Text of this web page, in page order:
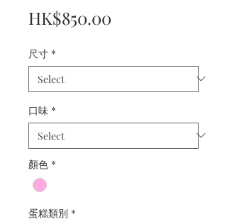
HK$850.00
尺寸 *
口味 *
顏色 *
蛋糕類別 *